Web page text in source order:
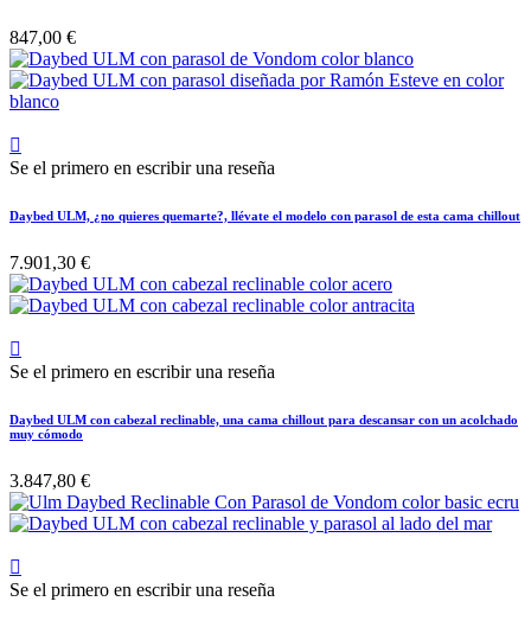
847,00 €

Se el primero en escribir una reseña
Daybed ULM, ¿no quieres quemarte?, llévate el modelo con parasol de esta cama chillout
7.901,30 €

Se el primero en escribir una reseña
Daybed ULM con cabezal reclinable, una cama chillout para descansar con un acolchado
muy cómodo
3.847,80 €

Se el primero en escribir una reseña